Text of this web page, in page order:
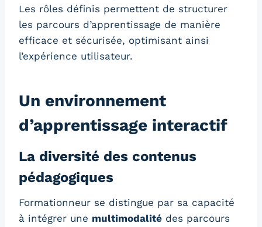
Les rôles définis permettent de structurer
les parcours d’apprentissage de manière
efficace et sécurisée, optimisant ainsi
l’expérience utilisateur.
Un environnement
d’apprentissage interactif
La diversité des contenus
pédagogiques
Formationneur se distingue par sa capacité
à intégrer une multimodalité des parcours